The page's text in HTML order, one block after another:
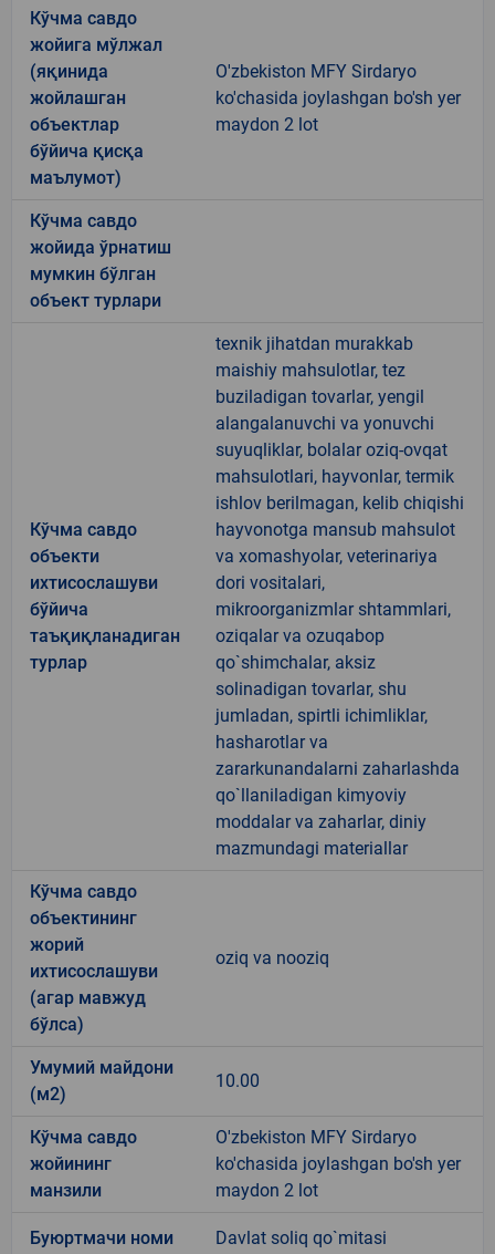
Кўчма савдо
жойига мўлжал
(яқинида
жойлашган
объектлар
бўйича қисқа
маълумот)
O'zbekiston MFY Sirdaryo
ko'chasida joylashgan bo'sh yer
maydon 2 lot
Кўчма савдо
жойида ўрнатиш
мумкин бўлган
объект турлари
Кўчма савдо
объекти
ихтисослашуви
бўйича
таъқиқланадиган
турлар
texnik jihatdan murakkab
maishiy mahsulotlar, tez
buziladigan tovarlar, yengil
alangalanuvchi va yonuvchi
suyuqliklar, bolalar oziq-ovqat
mahsulotlari, hayvonlar, termik
ishlov berilmagan, kelib chiqishi
hayvonotga mansub mahsulot
va xomashyolar, veterinariya
dori vositalari,
mikroorganizmlar shtammlari,
oziqalar va ozuqabop
qo`shimchalar, aksiz
solinadigan tovarlar, shu
jumladan, spirtli ichimliklar,
hasharotlar va
zararkunandalarni zaharlashda
qo`llaniladigan kimyoviy
moddalar va zaharlar, diniy
mazmundagi materiallar
Кўчма савдо
объектининг
жорий
ихтисослашуви
(агар мавжуд
бўлса)
oziq va nooziq
Умумий майдони
(м2)
10.00
Кўчма савдо
жойининг
манзили
O'zbekiston MFY Sirdaryo
ko'chasida joylashgan bo'sh yer
maydon 2 lot
Буюртмачи номи Davlat soliq qo`mitasi